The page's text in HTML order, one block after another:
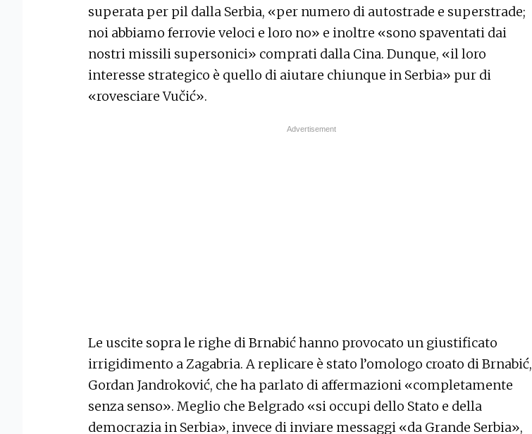
superata per pil dalla Serbia, «per numero di autostrade e superstrade;
noi abbiamo ferrovie veloci e loro no» e inoltre «sono spaventati dai
nostri missili supersonici» comprati dalla Cina. Dunque, «il loro
interesse strategico è quello di aiutare chiunque in Serbia» pur di
«rovesciare Vučić».
Le uscite sopra le righe di Brnabić hanno provocato un giustificato
irrigidimento a Zagabria. A replicare è stato l’omologo croato di Brnabić,
Gordan Jandroković, che ha parlato di affermazioni «completamente
senza senso». Meglio che Belgrado «si occupi dello Stato e della
democrazia in Serbia», invece di inviare messaggi «da Grande Serbia»,